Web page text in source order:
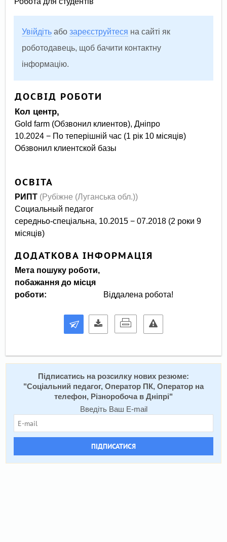
Увійдіть абозареєструйтеся на сайті як
роботодавець, щоб бачити контактну
інформацію.
ДОСВІД РОБОТИ
Кол центр,
Gold farm (Обзвонил клиентов), Дніпро
10.2024 − По теперішній час (1 рік 10 місяців)
Обзвонил клиентской базы
ОСВІТА
РИПТ(Рубіжне (Луганська обл.))
Социальный педагог
середньо-спеціальна, 10.2015 − 07.2018 (2 роки 9
місяців)
ДОДАТКОВА ІНФОРМАЦІЯ
Мета пошуку роботи,
побажання до місця
роботи:
Віддалена робота!
Підписатись на розсилку нових резюме:
"Соціальний педагог, Оператор ПК, Оператор на
телефон, Різноробоча в Дніпрі"
Введіть Ваш E-mail
ПІДПИСАТИСЯ